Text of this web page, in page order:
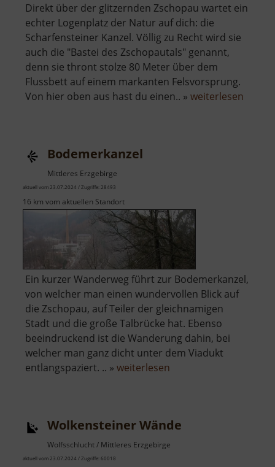
Direkt über der glitzernden Zschopau wartet ein
echter Logenplatz der Natur auf dich: die
Scharfensteiner Kanzel. Völlig zu Recht wird sie
auch die "Bastei des Zschopautals" genannt,
denn sie thront stolze 80 Meter über dem
Flussbett auf einem markanten Felsvorsprung.
Von hier oben aus hast du einen.. » weiterlesen
Bodemerkanzel
Mittleres Erzgebirge
aktuell vom 23.07.2024 / Zugriffe: 28493
16 km vom aktuellen Standort
Ein kurzer Wanderweg führt zur Bodemerkanzel,
von welcher man einen wundervollen Blick auf
die Zschopau, auf Teiler der gleichnamigen
Stadt und die große Talbrücke hat. Ebenso
beeindruckend ist die Wanderung dahin, bei
welcher man ganz dicht unter dem Viadukt
entlangspaziert. .. » weiterlesen
Wolkensteiner Wände
Wolfsschlucht / Mittleres Erzgebirge
aktuell vom 23.07.2024 / Zugriffe: 60018